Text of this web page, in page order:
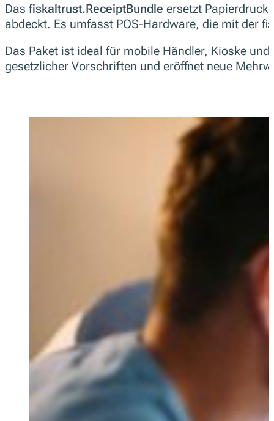
Das fiskaltrust.ReceiptBundle ersetzt
abdeckt. Es umfasst POS-Hardware, die mit der
Das Paket ist ideal für mobile Händler, Kioske
gesetzlicher Vorschriften und eröffnet neue